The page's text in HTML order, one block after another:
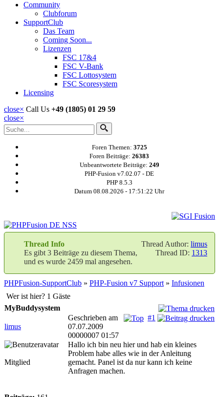
Community
Clubforum
SupportClub
Das Team
Coming Soon...
Lizenzen
FSC 17&4
FSC V-Bank
FSC Lottosystem
FSC Scoresystem
Licensing
close× Call Us +49 (1805) 01 29 59
close×
Foren Themen: 3725
Foren Beiträge: 26383
Unbeantwortete Beiträge: 249
PHP-Fusion v7.02.07 - DE
PHP 8.5.3
Datum 08.08.2026 - 17:51:23 Uhr
Thread Author: limus
Thread ID: 1313
Thread Info
Es gibt 3 Beiträge zu diesem Thema,
und es wurde 2459 mal angesehen.
PHPFusion-SupportClub » PHP-Fusion v7 Support » Infusionen
Wer ist hier? 1 Gäste
MyBuddysystem
limus
#1
Geschrieben am
07.07.2009
00000007 01:57
Mitglied
Hallo ich bin neu hier und hab ein kleines
Problem habe alles wie in der Anleitung
gemacht. Panel ist da nur kann ich keine
Anfragen machen.